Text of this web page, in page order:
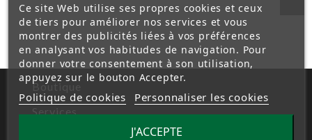
Boutique
Services
Ce site Web utilise ses propres cookies et ceux
de tiers pour améliorer nos services et vous
montrer des publicités liées à vos préférences
en analysant vos habitudes de navigation. Pour
donner votre consentement à son utilisation,
appuyez sur le bouton Accepter.
Politique de cookies Personnaliser les cookies
J'ACCEPTE